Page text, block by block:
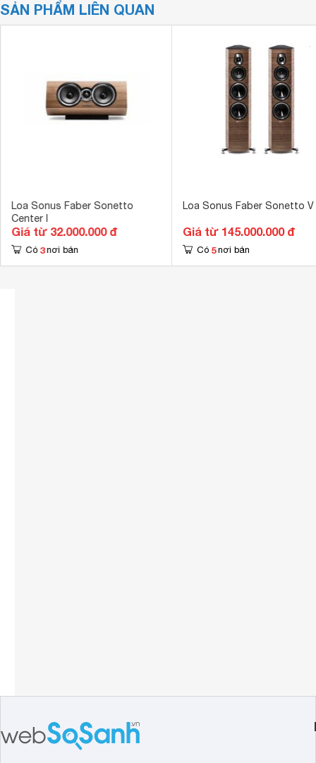
SẢN PHẨM LIÊN QUAN
Loa Sonus Faber Sonetto
Center I
Giá từ 32.000.000 đ
Có 3 nơi bán
Loa Sonus Faber Sonetto V
Giá từ 145.000.000 đ
Có 5 nơi bán